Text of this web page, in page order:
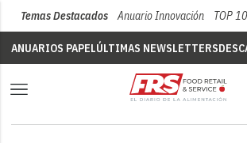
Temas Destacados Anuario Innovación TOP
ANUARIOS PAPELÚLTIMAS NEWSLETTERS